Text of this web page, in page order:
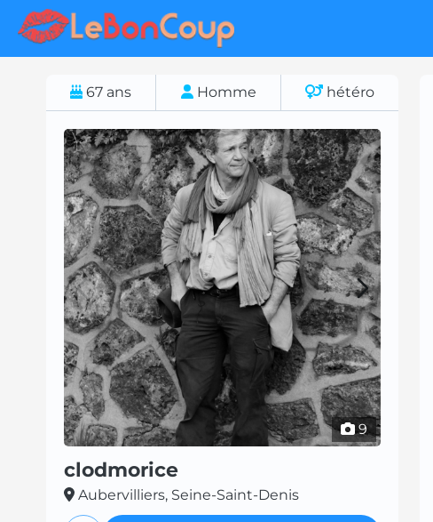
67 ans Homme hétéro
9
clodmorice
Aubervilliers, Seine-Saint-Denis